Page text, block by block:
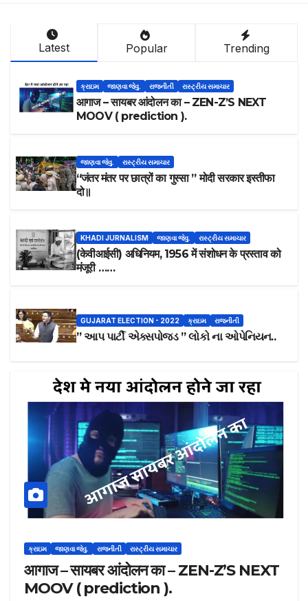
Latest Popular Trending
ક્રાઇમ જાણવા જેવુ. રાજનીતી રાસ્ટ્રીય સમાચાર
आगाज – सायबर आंदोलन का – ZEN-Z’S NEXT
MOOV ( prediction ).
જાણવા જેવુ. રાસ્ટ્રીય સમાચાર
“जंतर मंतर पर छात्रों का गुस्सा ” मोदी सरकार इस्तीफा
दो॥
KHADI JURNALISM જાણવા જેવુ. રાસ્ટ્રીય સમાચાર
(केवीआईसी) अधिनियम, 1956 में संशोधन के प्रस्ताव को
मंजूरी ……
GUJARAT ELECTION - 2022 ક્રાઇમ રાજનીતી
” આપ પાર્ટી એક્સપોજડ ” લોકો ના ઓપેનિયન..
ક્રાઇમ જાણવા જેવુ. રાજનીતી રાસ્ટ્રીય સમાચાર
आगाज – सायबर आंदोलन का – ZEN-Z’S NEXT
MOOV ( prediction ).